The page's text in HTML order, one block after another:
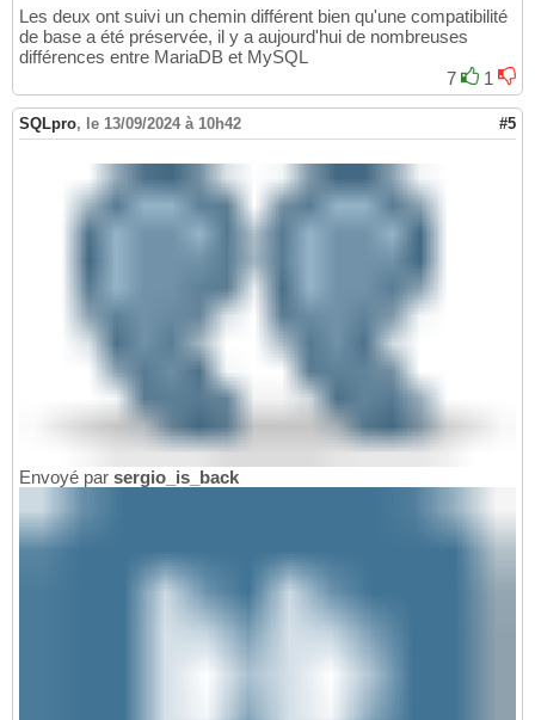
Les deux ont suivi un chemin différent bien qu'une compatibilité
de base a été préservée, il y a aujourd'hui de nombreuses
différences entre MariaDB et MySQL
7
1
SQLpro, le 13/09/2024 à 10h42 #5
Envoyé par sergio_is_back